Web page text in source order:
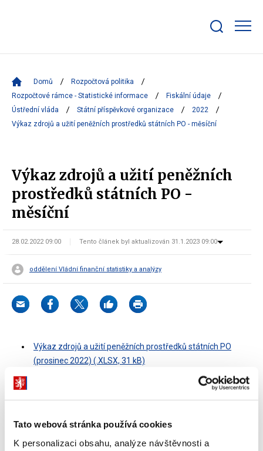
Tato webová stránka používá cookies
K personalizaci obsahu, analýze návštěvnosti a
bar
Domů
Rozpočtová politika
Rozpočtové rámce - Statistické informace
Fiskální údaje
Ústřední vláda
Státní příspěvkové organizace
2022
Výkaz zdrojů a užití peněžních prostředků státních PO - měsíční
Výkaz zdrojů a užití peněžních
prostředků státních PO -
měsíční
28.02.2022 09:00 Tento článek byl aktualizován 31.1.2023 09:00
oddělení Vládní finanční statistiky a analýzy
Výkaz zdrojů a užití peněžních prostředků státních PO
(prosinec 2022) (.XLSX, 31 kB)
Dokumenty ke stažení